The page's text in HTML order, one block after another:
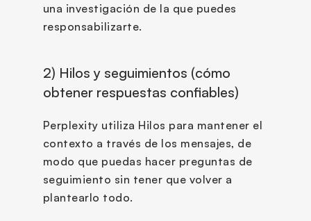
una investigación de la que puedes
responsabilizarte.
2) Hilos y seguimientos (cómo
obtener respuestas confiables)
Perplexity utiliza Hilos para mantener el
contexto a través de los mensajes, de
modo que puedas hacer preguntas de
seguimiento sin tener que volver a
plantearlo todo.